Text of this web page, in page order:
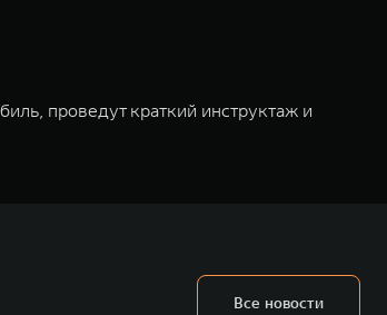
проведут краткий инструктаж и
Все новости